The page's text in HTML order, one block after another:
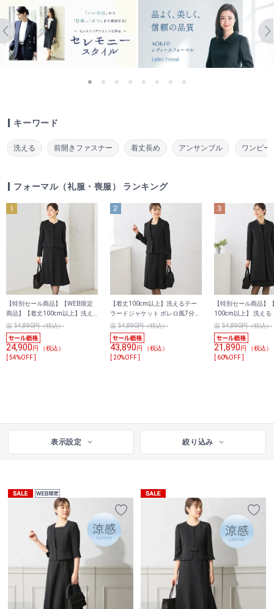
キーワード
洗える 前開きファスナー 着丈長め アンサンブル ワンピー
フォーマル（礼服・喪服） ランキング
【特別セール商品】【WEB限定
商品】【着丈100cm以上】洗え
る ノーカラージャケット ボレロ
風7分袖前開きワンピース
54,890円（税込）
24,900円 （税込）
[ 54%OFF ]
【着丈100cm以上】洗えるテー
ラードジャケット ボレロ風7分袖
ウエストゴム前開きワンピース
54,890円（税込）
43,890円 （税込）
[ 20%OFF ]
【特別セール商品】
100cm以上】 洗える
ロングジャケット ボ
ウエストゴム前開き
54,890円（税込）
21,890円 （税込）
[ 60%OFF ]
表示設定 絞り込み